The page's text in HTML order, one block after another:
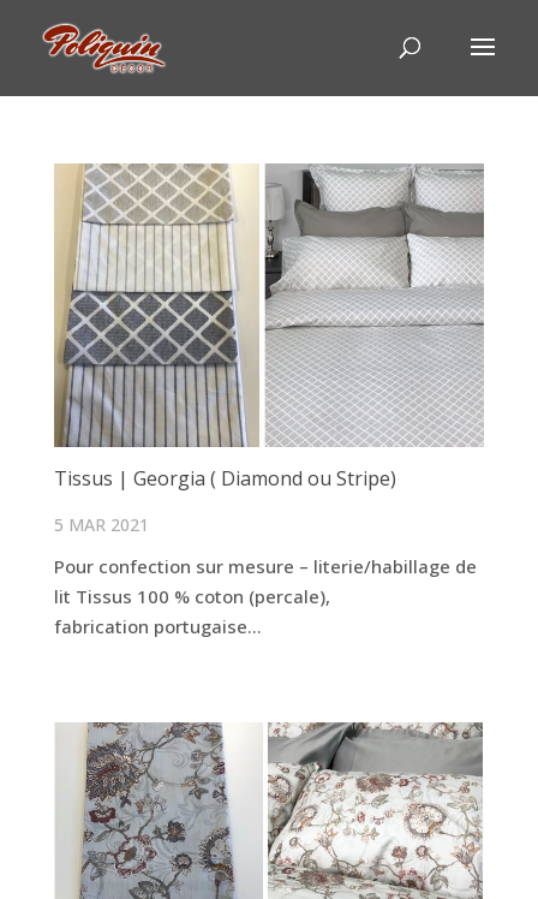
Tissus | Georgia ( Diamond ou Stripe)
5 MAR 2021
Pour confection sur mesure – literie/habillage de
lit Tissus 100 % coton (percale),
fabrication portugaise...